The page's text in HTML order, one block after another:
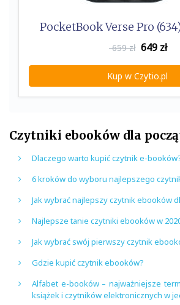
PocketBook Verse Pro
659 zł 649 zł
Kup w Czytio.pl
Czytniki ebooków dla
Dlaczego warto kupić czytnik e-
6 kroków do wyboru najlepszego
Jak wybrać najlepszy czytnik ebooków
Najlepsze tanie czytniki ebooków w
Jak wybrać swój pierwszy czytnik
Gdzie kupić czytnik ebooków?
Alfabet e-booków – najważniejsze
książek i czytników elektronicznych w